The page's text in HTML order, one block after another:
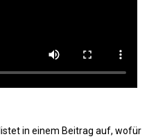
listet in einem Beitrag auf, wofür